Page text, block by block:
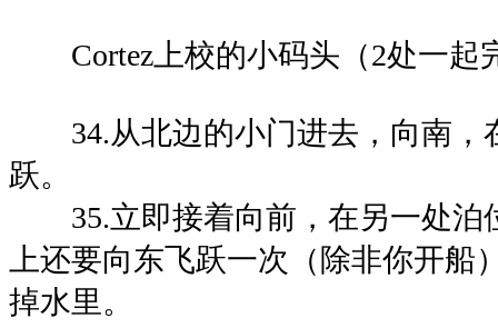
Cortez上校的小码头（2处一起
34.从北边的小门进去，向南，
跃。
35.立即接着向前，在另一处泊
上还要向东飞跃一次（除非你开船
掉水里。